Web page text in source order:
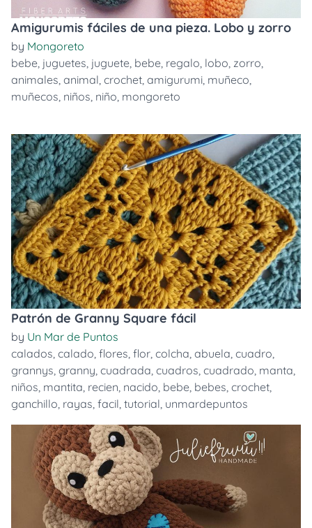
Amigurumis fáciles de una pieza. Lobo y zorro
by Mongoreto
bebe, juguetes, juguete, bebe, regalo, lobo, zorro,
animales, animal, crochet, amigurumi, muñeco,
muñecos, niños, niño, mongoreto
Patrón de Granny Square fácil
by Un Mar de Puntos
calados, calado, flores, flor, colcha, abuela, cuadro,
grannys, granny, cuadrada, cuadros, cuadrado, manta,
niños, mantita, recien, nacido, bebe, bebes, crochet,
ganchillo, rayas, facil, tutorial, unmardepuntos